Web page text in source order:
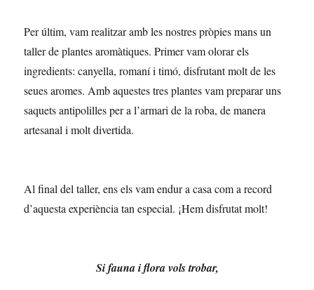
Per últim, vam realitzar amb les nostres pròpies mans un
taller de plantes aromàtiques. Primer vam olorar els
ingredients: canyella, romaní i timó, disfrutant molt de les
seues aromes. Amb aquestes tres plantes vam preparar uns
saquets antipolilles per a l’armari de la roba, de manera
artesanal i molt divertida.
Al final del taller, ens els vam endur a casa com a record
d’aquesta experiència tan especial. ¡Hem disfrutat molt!
Si fauna i flora vols trobar,